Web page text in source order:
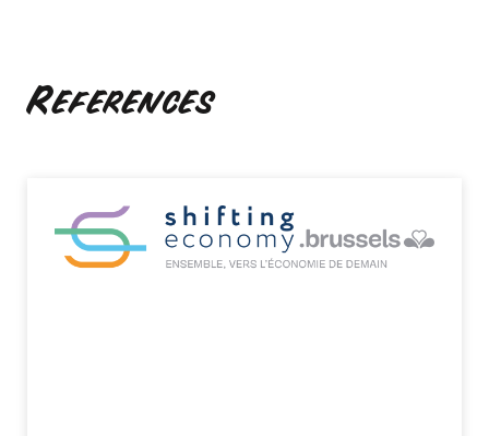
References